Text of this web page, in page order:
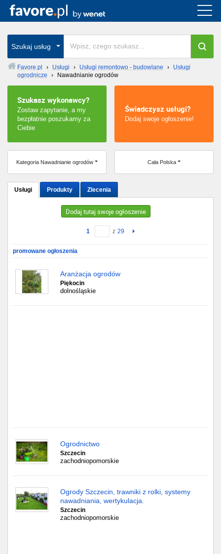
Szukaj usług
Favore.pl › Usługi › Usługi remontowo - budowlane ›
Usługi
ogrodnicze
› Nawadnianie ogrodów
Szukasz wykonawcy?
Zostaw zapytanie, a my
bezpłatnie poszukamy za
Ciebie
Świadczysz usługi?
Dodaj swoje ogłoszenie!
Kategoria Nawadnianie ogrodów Cała Polska
Usługi Produkty Zlecenia
Dodaj tutaj swoje ogłoszenie
1 z 29
promowane ogłoszenia
Aranżacja ogrodów
Piękocin
dolnośląskie
Ogrodnictwo
Szczecin
zachodniopomorskie
Ogrody Szczecin, trawniki z rolki, systemy
nawadniania, wertykulacja.
Szczecin
zachodniopomorskie
Cała Polska
wszystkie w całym kraju
Wrocław
Kraków
Poznań
Łódź
Katowice
Lublin
Częstochowa
Olsztyn
Sosnowiec